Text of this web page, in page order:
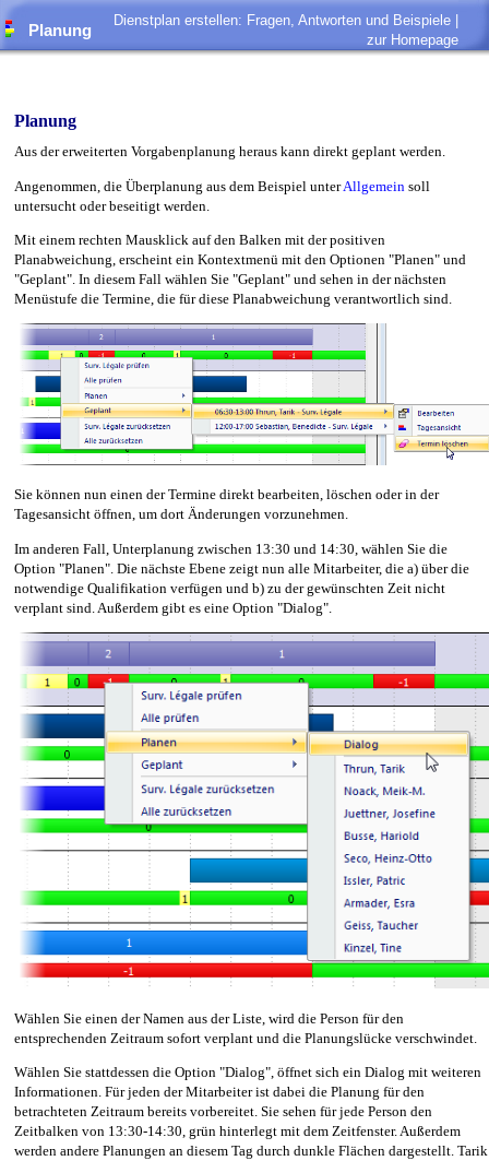
Planung
Dienstplan erstellen: Fragen, Antworten und Beispiele |
zur Homepage
Planung
Aus der erweiterten Vorgabenplanung heraus kann direkt geplant werden.
Angenommen, die Überplanung aus dem Beispiel unterAllgemein soll
untersucht oder beseitigt werden.
Mit einem rechten Mausklick auf den Balken mit der positiven
Planabweichung, erscheint ein Kontextmenü mit den Optionen "Planen" und
"Geplant". In diesem Fall wählen Sie "Geplant" und sehen in der nächsten
Menüstufe die Termine, die für diese Planabweichung verantwortlich sind.
Sie können nun einen der Termine direkt bearbeiten, löschen oder in der
Tagesansicht öffnen, um dort Änderungen vorzunehmen.
Im anderen Fall, Unterplanung zwischen 13:30 und 14:30, wählen Sie die
Option "Planen". Die nächste Ebene zeigt nun alle Mitarbeiter, die a) über die
notwendige Qualifikation verfügen und b) zu der gewünschten Zeit nicht
verplant sind. Außerdem gibt es eine Option "Dialog".
Wählen Sie einen der Namen aus der Liste, wird die Person für den
entsprechenden Zeitraum sofort verplant und die Planungslücke verschwindet.
Wählen Sie stattdessen die Option "Dialog", öffnet sich ein Dialog mit weiteren
Informationen. Für jeden der Mitarbeiter ist dabei die Planung für den
betrachteten Zeitraum bereits vorbereitet. Sie sehen für jede Person den
Zeitbalken von 13:30-14:30, grün hinterlegt mit dem Zeitfenster. Außerdem
werden andere Planungen an diesem Tag durch dunkle Flächen dargestellt. Tarik